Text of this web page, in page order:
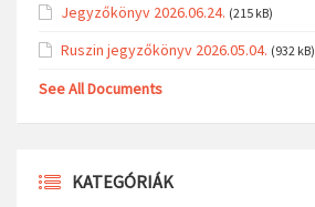
Jegyzőkönyv 2026.06.24. (215 kB)
Ruszin jegyzőkönyv 2026.05.04. (932 kB)
See All Documents
KATEGÓRIÁK